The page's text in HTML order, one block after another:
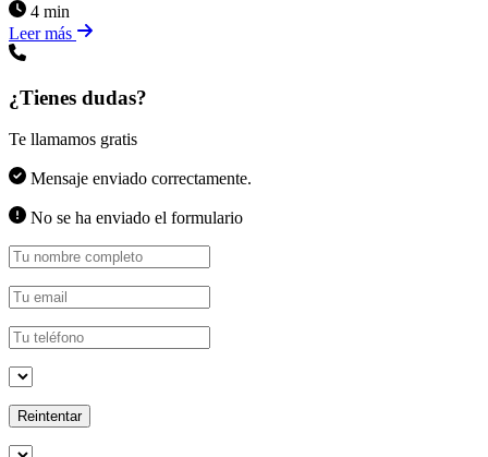
4 min
Leer más
¿Tienes dudas?
Te llamamos gratis
Mensaje enviado correctamente.
No se ha enviado el formulario
Reintentar